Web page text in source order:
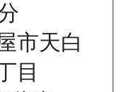
市天白
目